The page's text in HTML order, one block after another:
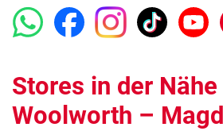
Stores in der
Woolworth –